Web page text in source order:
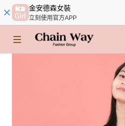
金安德森女裝
立刻使用官方APP